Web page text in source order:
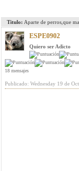
Titulo: Aparte de perros,que
ESPE0902
Quiero ser Adicto
18 mensajes
Publicado: Wednesday 19 de